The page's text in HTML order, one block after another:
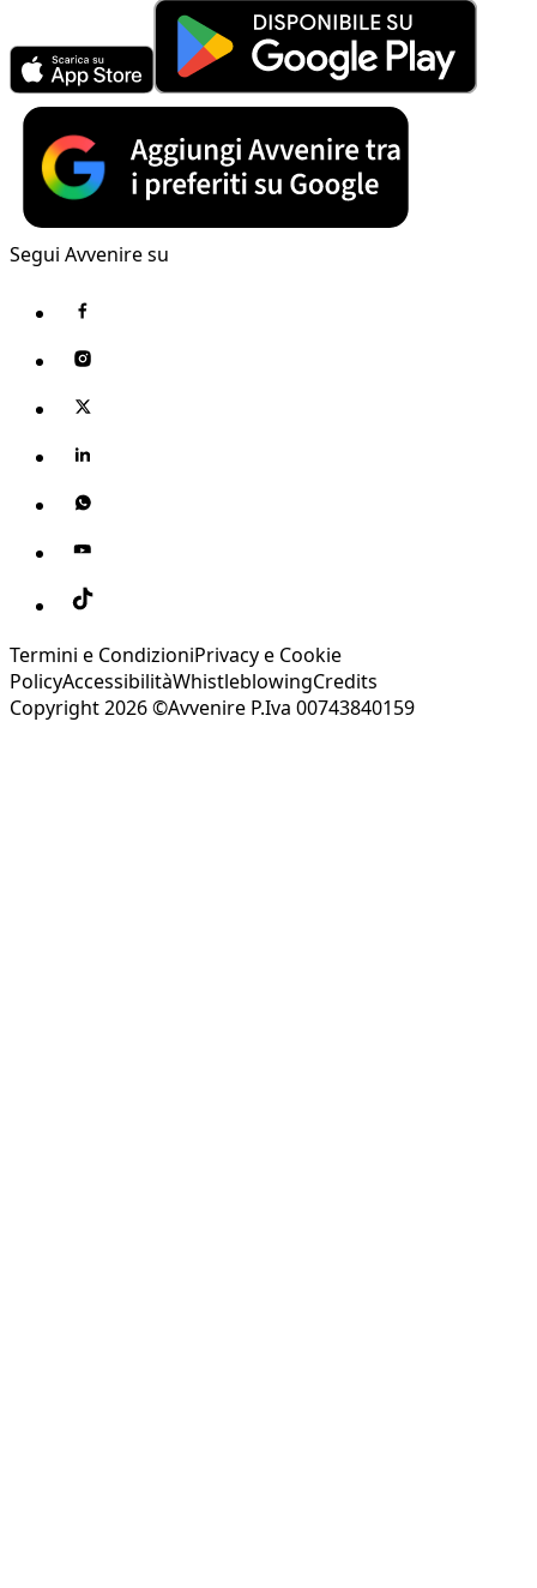
Segui Avvenire su
Termini e CondizioniPrivacy e Cookie
PolicyAccessibilitàWhistleblowingCredits
Copyright 2026 ©Avvenire P.Iva 00743840159